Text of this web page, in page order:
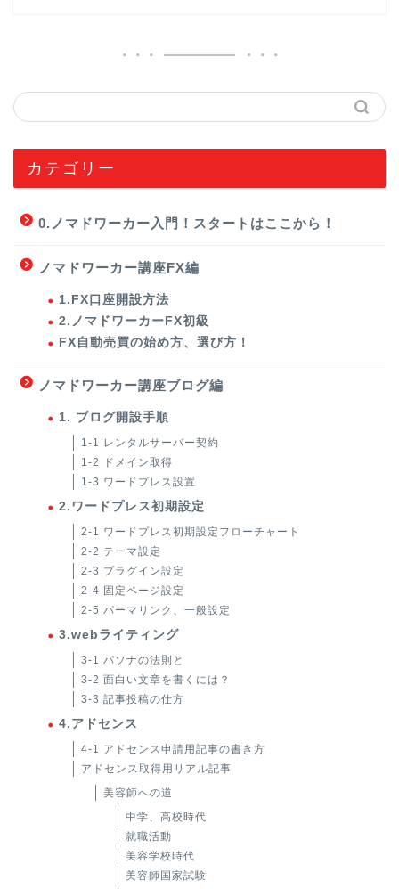
カテゴリー
0.ノマドワーカー入門！スタートはここから！
ノマドワーカー講座FX編
1.FX口座開設方法
2.ノマドワーカーFX初級
FX自動売買の始め方、選び方！
ノマドワーカー講座ブログ編
1. ブログ開設手順
1-1 レンタルサーバー契約
1-2 ドメイン取得
1-3 ワードプレス設置
2.ワードプレス初期設定
2-1 ワードプレス初期設定フローチャート
2-2 テーマ設定
2-3 プラグイン設定
2-4 固定ページ設定
2-5 パーマリンク、一般設定
3.webライティング
3-1 パソナの法則と
3-2 面白い文章を書くには？
3-3 記事投稿の仕方
4.アドセンス
4-1 アドセンス申請用記事の書き方
アドセンス取得用リアル記事
美容師への道
中学、高校時代
就職活動
美容学校時代
美容師国家試験